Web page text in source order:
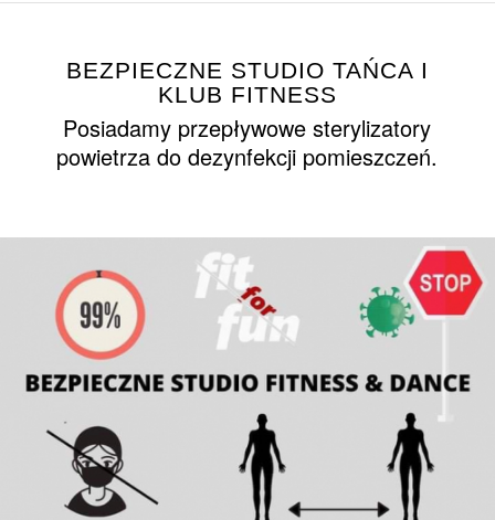
BEZPIECZNE STUDIO TAŃCA I
KLUB FITNESS
Posiadamy przepływowe sterylizatory
powietrza do dezynfekcji pomieszczeń.